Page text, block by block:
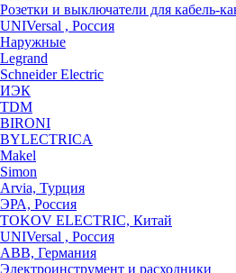
Розетки и выключатели для кабель-
UNIVersal , Россия
Наружные
Legrand
Schneider Electric
ИЭК
TDM
BIRONI
BYLECTRICA
Makel
Simon
Arvia, Турция
ЭРА, Россия
TOKOV ELECTRIC, Китай
UNIVersal , Россия
ABB, Германия
Электроинструмент и расходники